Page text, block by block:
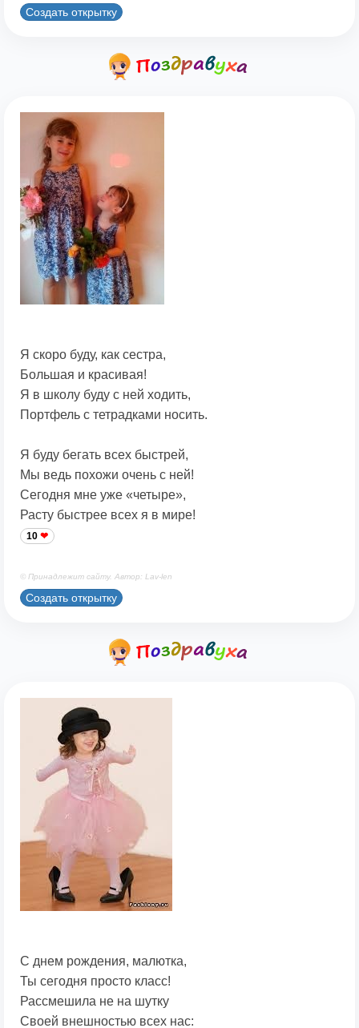
Создать открытку
Я скоро буду, как сестра,
Большая и красивая!
Я в школу буду с ней ходить,
Портфель с тетрадками носить.
Я буду бегать всех быстрей,
Мы ведь похожи очень с ней!
Сегодня мне уже «четыре»,
Расту быстрее всех я в мире!
10
© Принадлежит сайту. Автор: Lav-len
Создать открытку
С днем рождения, малютка,
Ты сегодня просто класс!
Рассмешила не на шутку
Своей внешностью всех нас: